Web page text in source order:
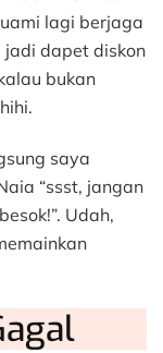
lagi berjaga
dapet diskon
bukan
saya
“ssst, jangan
Udah,